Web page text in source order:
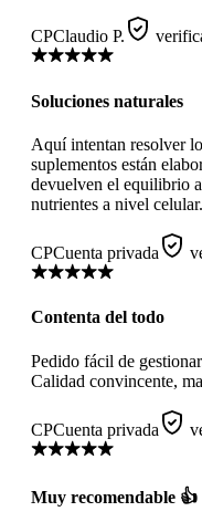
CPClaudio P.
Soluciones naturales
Aquí intentan resolver
suplementos están
devuelven el equilibrio
nutrientes a nivel celular.
CPCuenta privada
Contenta del todo
Pedido fácil de
Calidad convincente,
CPCuenta privada
Muy recomendable 👍